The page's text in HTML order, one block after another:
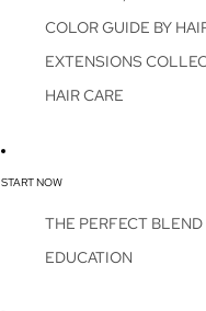
COLOR GUIDE BY
EXTENSIONS
HAIR CARE
START NOW
THE PERFECT
EDUCATION